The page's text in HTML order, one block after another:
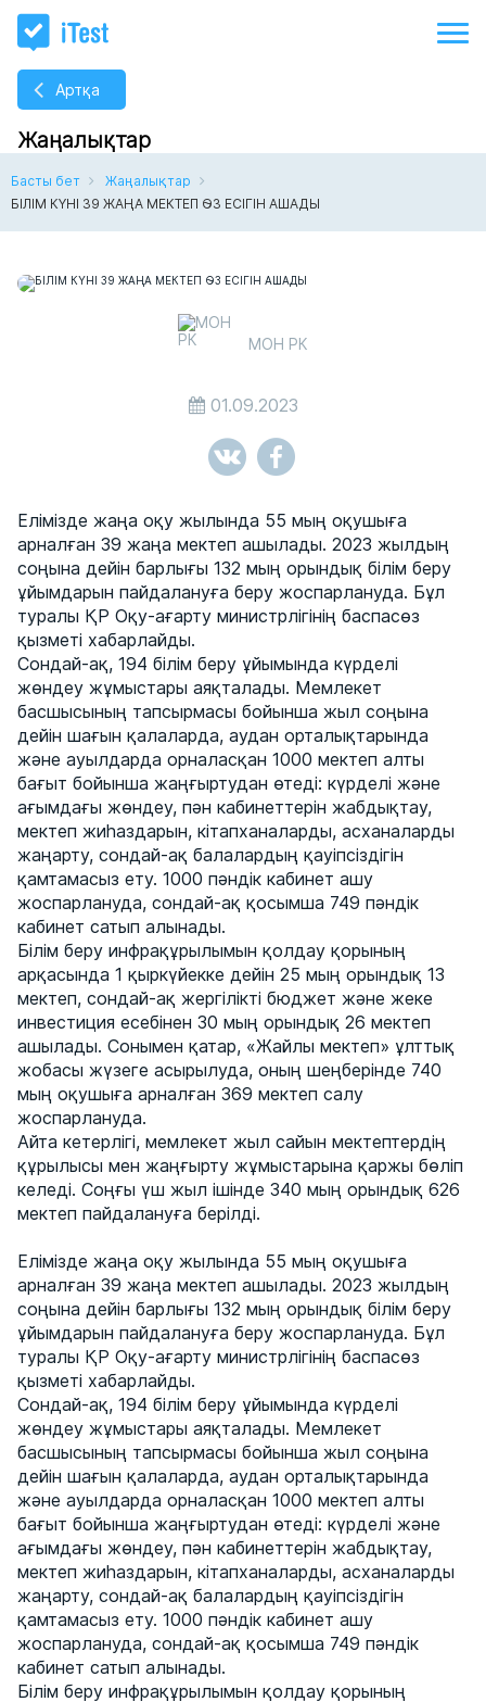
Артқа
Жаңалықтар
Басты бет
Жаңалықтар
БІЛІМ КҮНІ 39 ЖАҢА МЕКТЕП ӨЗ ЕСІГІН АШАДЫ
МОН РК
01.09.2023
Елімізде жаңа оқу жылында 55 мың оқушыға
арналған 39 жаңа мектеп ашылады. 2023 жылдың
соңына дейін барлығы 132 мың орындық білім беру
ұйымдарын пайдалануға беру жоспарлануда. Бұл
туралы ҚР Оқу-ағарту министрлігінің баспасөз
қызметі хабарлайды.
Сондай-ақ, 194 білім беру ұйымында күрделі
жөндеу жұмыстары аяқталады. Мемлекет
басшысының тапсырмасы бойынша жыл соңына
дейін шағын қалаларда, аудан орталықтарында
және ауылдарда орналасқан 1000 мектеп алты
бағыт бойынша жаңғыртудан өтеді: күрделі және
ағымдағы жөндеу, пән кабинеттерін жабдықтау,
мектеп жиһаздарын, кітапханаларды, асханаларды
жаңарту, сондай-ақ балалардың қауіпсіздігін
қамтамасыз ету. 1000 пәндік кабинет ашу
жоспарлануда, сондай-ақ қосымша 749 пәндік
кабинет сатып алынады.
Білім беру инфрақұрылымын қолдау қорының
арқасында 1 қыркүйекке дейін 25 мың орындық 13
мектеп, сондай-ақ жергілікті бюджет және жеке
инвестиция есебінен 30 мың орындық 26 мектеп
ашылады. Сонымен қатар, «Жайлы мектеп» ұлттық
жобасы жүзеге асырылуда, оның шеңберінде 740
мың оқушыға арналған 369 мектеп салу
жоспарлануда.
Айта кетерлігі, мемлекет жыл сайын мектептердің
құрылысы мен жаңғырту жұмыстарына қаржы бөліп
келеді. Соңғы үш жыл ішінде 340 мың орындық 626
мектеп пайдалануға берілді.
Елімізде жаңа оқу жылында 55 мың оқушыға
арналған 39 жаңа мектеп ашылады. 2023 жылдың
соңына дейін барлығы 132 мың орындық білім беру
ұйымдарын пайдалануға беру жоспарлануда. Бұл
туралы ҚР Оқу-ағарту министрлігінің баспасөз
қызметі хабарлайды.
Сондай-ақ, 194 білім беру ұйымында күрделі
жөндеу жұмыстары аяқталады. Мемлекет
басшысының тапсырмасы бойынша жыл соңына
дейін шағын қалаларда, аудан орталықтарында
және ауылдарда орналасқан 1000 мектеп алты
бағыт бойынша жаңғыртудан өтеді: күрделі және
ағымдағы жөндеу, пән кабинеттерін жабдықтау,
мектеп жиһаздарын, кітапханаларды, асханаларды
жаңарту, сондай-ақ балалардың қауіпсіздігін
қамтамасыз ету. 1000 пәндік кабинет ашу
жоспарлануда, сондай-ақ қосымша 749 пәндік
кабинет сатып алынады.
Білім беру инфрақұрылымын қолдау қорының